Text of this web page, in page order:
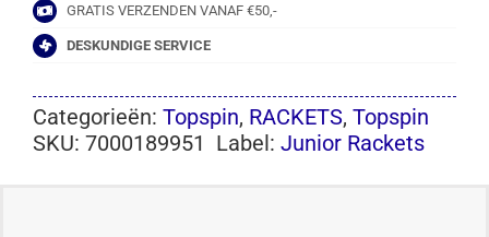
GRATIS VERZENDEN VANAF €50,-
DESKUNDIGE SERVICE
Categorieën: Topspin, RACKETS, Topspin
SKU: 7000189951 Label: Junior Rackets